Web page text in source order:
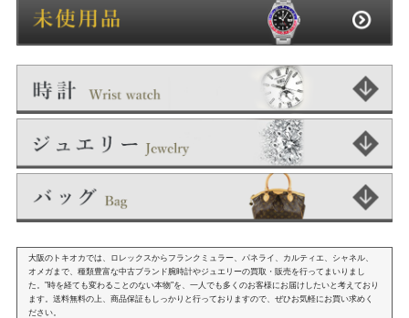
大阪のトキオカでは、ロレックスからフランクミュラー、パネライ、カルティエ、シャネル、
オメガまで、種類豊富な中古ブランド腕時計やジュエリーの買取・販売を行ってまいりまし
た。"時を経ても変わることのない本物"を、一人でも多くのお客様にお届けしたいと考えており
ます。送料無料の上、商品保証もしっかりと行っておりますので、ぜひお気軽にお買い求めく
ださい。